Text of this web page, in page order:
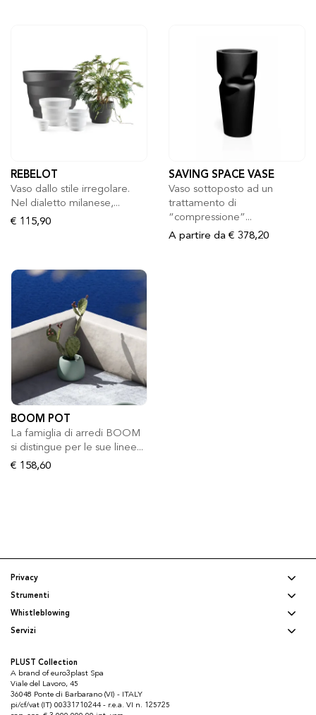
REBELOT
Vaso dallo stile irregolare.
Nel dialetto milanese,...
€ 115,90
SAVING SPACE VASE
Vaso sottoposto ad un
trattamento di
“compressione”...
A partire da € 378,20
BOOM POT
La famiglia di arredi BOOM
si distingue per le sue linee...
€ 158,60
PLUST Collection
A brand of euro3plast Spa
Viale del Lavoro, 45
36048 Ponte di Barbarano (VI) - ITALY
pi/cf/vat (IT) 00331710244 - r.e.a. VI n. 125725
Privacy
Strumenti
Whistleblowing
Servizi